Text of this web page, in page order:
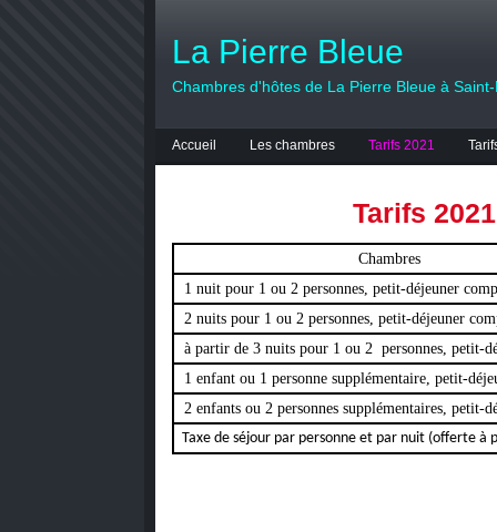
La Pierre Bleue
Chambres d'hôtes de La Pierre Bleue à
Accueil Les chambres Tarifs 2021
Tarifs 2021
Chambres
1 nuit pour 1 ou 2 personnes, petit-déjeuner
2 nuits pour 1 ou 2 personnes, petit-déjeuner
à partir de 3 nuits pour 1 ou 2 personnes, petit-
1 enfant ou 1 personne supplémentaire, petit-
2 enfants ou 2 personnes supplémentaires, petit-
Taxe de séjour par personne et par nuit (offerte